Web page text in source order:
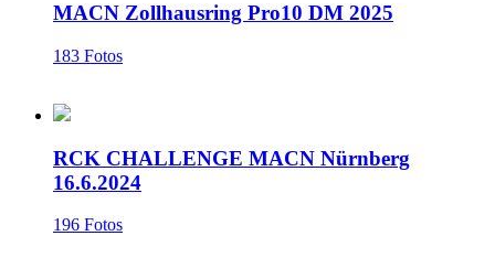
MACN Zollhausring Pro10 DM 2025
183 Fotos
RCK CHALLENGE MACN Nürnberg
16.6.2024
196 Fotos